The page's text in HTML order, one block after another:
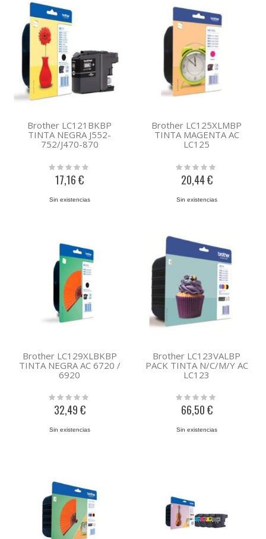
Brother LC121BKBP
TINTA NEGRA J552-
752/J470-870
Rating:
17,16 €
Sin existencias
Brother LC125XLMBP
TINTA MAGENTA AC
LC125
Rating:
20,44 €
Sin existencias
Brother LC129XLBKBP
TINTA NEGRA AC 6720 /
6920
Rating:
32,49 €
Sin existencias
Brother LC123VALBP
PACK TINTA N/C/M/Y AC
LC123
Rating:
66,50 €
Sin existencias